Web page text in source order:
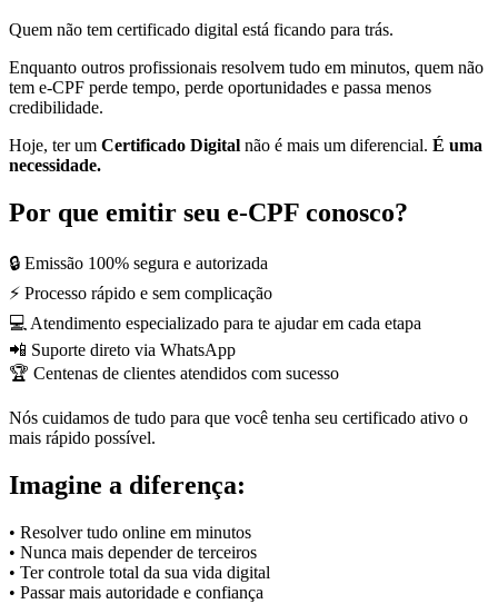
Quem não tem certificado digital está ficando para trás.
Enquanto outros profissionais resolvem tudo em minutos, quem não
tem e-CPF perde tempo, perde oportunidades e passa menos
credibilidade.
Hoje, ter um Certificado Digital não é mais um diferencial. É uma
necessidade.
Por que emitir seu e-CPF conosco?
🔒 Emissão 100% segura e autorizada
⚡ Processo rápido e sem complicação
💻 Atendimento especializado para te ajudar em cada etapa
📲 Suporte direto via WhatsApp
🏆 Centenas de clientes atendidos com sucesso
Nós cuidamos de tudo para que você tenha seu certificado ativo o
mais rápido possível.
Imagine a diferença:
• Resolver tudo online em minutos
• Nunca mais depender de terceiros
• Ter controle total da sua vida digital
• Passar mais autoridade e confiança